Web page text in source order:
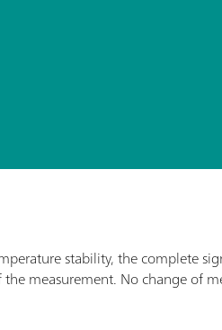
stability, the complete
measurement. No change of